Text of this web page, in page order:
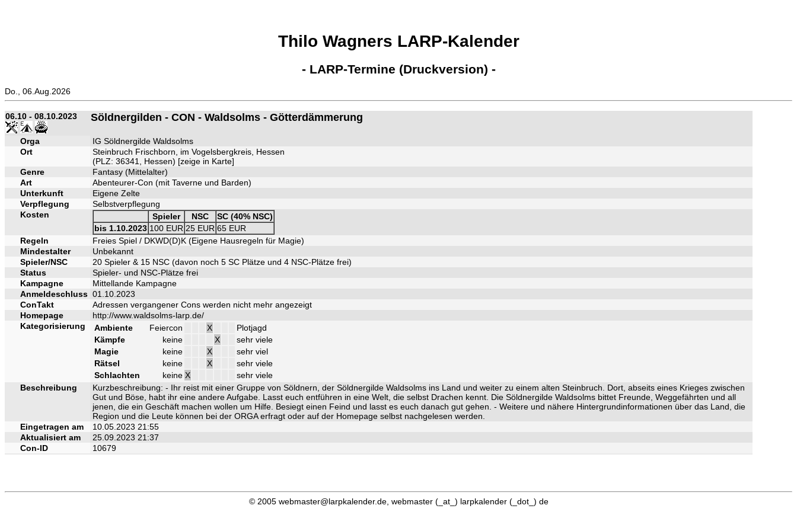
Thilo Wagners LARP-Kalender
- LARP-Termine (Druckversion) -
Do., 06.Aug.2026
06.10 - 08.10.2023 Söldnergilden - CON - Waldsolms - Götterdämmerung
Orga
IG Söldnergilde Waldsolms
Ort
Steinbruch Frischborn, im Vogelsbergkreis, Hessen
(PLZ: 36341, Hessen) [zeige in Karte]
Genre
Fantasy (Mittelalter)
Art
Abenteurer-Con (mit Taverne und Barden)
Unterkunft
Eigene Zelte
Verpflegung
Selbstverpflegung
Kosten
Spieler NSC
SC (40% NSC)
bis 1.10.2023 100 EUR 25 EUR 65 EUR
Regeln
Freies Spiel / DKWD(D)K (Eigene Hausregeln für Magie)
Mindestalter
Unbekannt
Spieler/NSC
20 Spieler & 15 NSC (davon noch 5 SC Plätze und 4 NSC-Plätze frei)
Status
Spieler- und NSC-Plätze frei
Kampagne
Mittellande Kampagne
Anmeldeschluss 01.10.2023
ConTakt
Adressen vergangener Cons werden nicht mehr angezeigt
Homepage
http://www.waldsolms-larp.de/
Kategorisierung
Ambiente Feiercon X
Plotjagd
Kämpfe
keine X
sehr viele
Magie
keine X
sehr viel
Rätsel
keine X
sehr viele
Schlachten
keine X
sehr viele
Beschreibung
Kurzbeschreibung: - Ihr reist mit einer Gruppe von Söldnern, der Söldnergilde Waldsolms ins Land und weiter zu einem alten Steinbruch. Dort, abseits eines Krieges zwischen
Gut und Böse, habt ihr eine andere Aufgabe. Lasst euch entführen in eine Welt, die selbst Drachen kennt. Die Söldnergilde Waldsolms bittet Freunde, Weggefährten und all
jenen, die ein Geschäft machen wollen um Hilfe. Besiegt einen Feind und lasst es euch danach gut gehen. - Weitere und nähere Hintergrundinformationen über das Land, die
Region und die Leute können bei der ORGA erfragt oder auf der Homepage selbst nachgelesen werden.
Eingetragen am
10.05.2023 21:55
Aktualisiert am
25.09.2023 21:37
Con-ID
10679
© 2005 webmaster@larpkalender.de, webmaster (_at_) larpkalender (_dot_) de